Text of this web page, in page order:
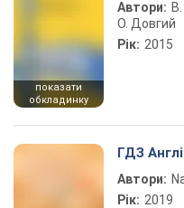
показати
обкладинку
Автори:
О. Довгий
Рік: 2015
ГДЗ
Автори:
Рік: 2019